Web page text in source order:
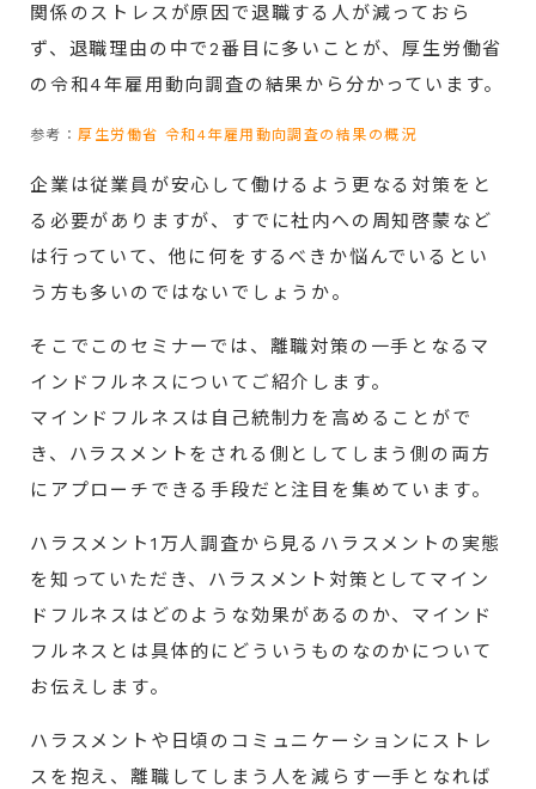
関係のストレスが原因で退職する人が減っておら
ず、退職理由の中で2番目に多いことが、厚生労働省
の令和4年雇用動向調査の結果から分かっています。
参考：厚生労働省 令和4年雇用動向調査の結果の概況
企業は従業員が安心して働けるよう更なる対策をと
る必要がありますが、
すでに社内への周知啓蒙など
は行っていて、他に何をするべきか悩んでいるとい
う方も多いのではないでしょうか。
そこでこのセミナーでは、離職対策の一手となるマ
インドフルネスについてご紹介します。
マインドフルネスは自己統制力を高めることがで
き、ハラスメントをされる側としてしまう側の両方
にアプローチできる手段だと注目を集めています。
ハラスメント1万人調査から見るハラスメントの実態
を知っていただき、 ハラスメント対策としてマイン
ドフルネスはどのような効果があるのか、マインド
フルネスとは具体的にどういうものなのかについて
お伝えします。
ハラスメントや日頃のコミュニケーションにストレ
スを抱え、 離職してしまう人を減らす一手となれば